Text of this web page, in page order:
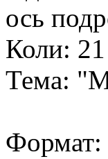
ось
Коли:
Тема:
Формат: